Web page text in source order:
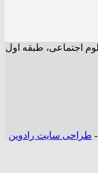
طبقه اول
سایت رادوین